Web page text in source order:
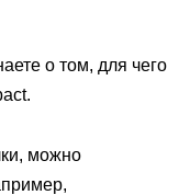
о том, для чего
можно